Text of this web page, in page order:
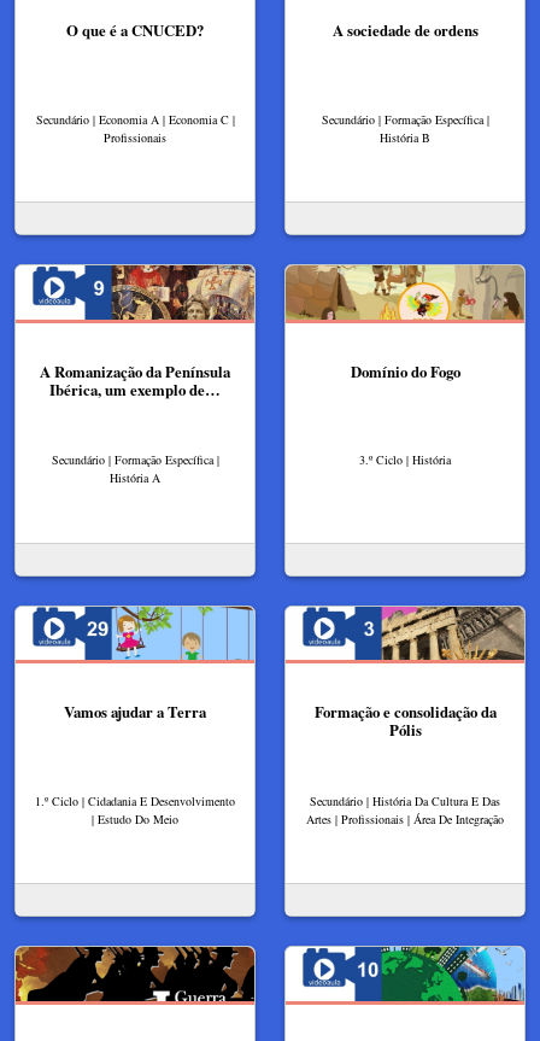
O que é a CNUCED?
Secundário | Economia A | Economia C |
Profissionais
A sociedade de ordens
Secundário | Formação Específica |
História B
A Romanização da Península
Ibérica, um exemplo de…
Secundário | Formação Específica |
História A
Domínio do Fogo
3.º Ciclo | História
Vamos ajudar a Terra
1.º Ciclo | Cidadania E Desenvolvimento
| Estudo Do Meio
Formação e consolidação da
Pólis
Secundário | História Da Cultura E Das
Artes | Profissionais | Área De Integração